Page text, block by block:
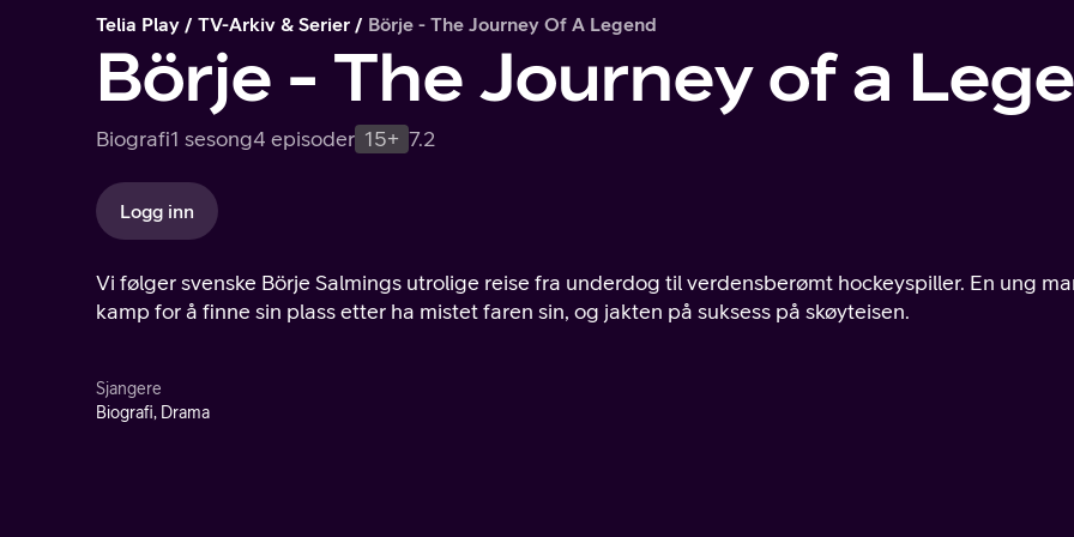
Telia Play TV-Arkiv & Serier Börje - The Journey Of A Legend
Börje - The Journey of a
Biografi1 sesong4 episoder 15+ 7.2
Logg inn
Vi følger svenske Börje Salmings utrolige reise fra underdog til verdensberømt hockeyspiller. En ung
kamp for å finne sin plass etter ha mistet faren sin, og jakten på suksess på skøyteisen.
Sjangere
Biografi, Drama